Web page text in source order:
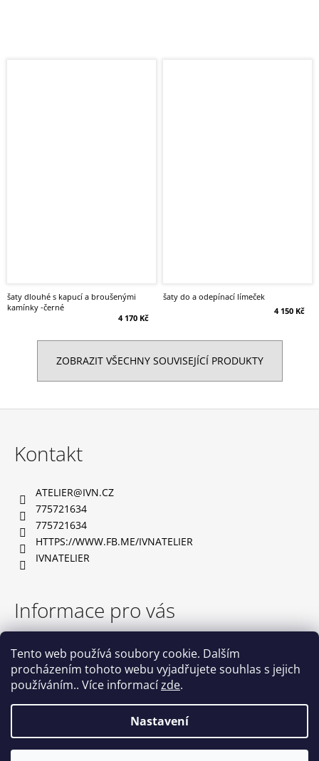
Tento web používá soubory cookie. Dalším
procházením tohoto webu vyjadřujete souhlas s jejich
používáním.. Více informacízde.
Nastavení
šaty dlouhé s kapucí a broušenými
kamínky -černé
4 170 Kč
šaty do a odepínací límeček
4 150 Kč
ZOBRAZIT VŠECHNY SOUVISEJÍCÍ PRODUKTY
Kontakt
ATELIER@IVN.CZ
775721634
775721634
HTTPS://WWW.FB.ME/IVNATELIER
IVNATELIER
Informace pro vás
TABULKA VELIKOSTÍ
OBCHODNÍ PODMÍNKY
PODMÍNKY OCHRANY OSOBNÍCH ÚDAJŮ